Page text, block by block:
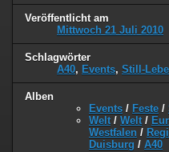
Veröffentlicht am
Mittwoch 21 Juli 2010
Schlagwörter
A40, Events, Still-
Alben
Events / Feste /
Welt / Welt /
Westfalen /
Duisburg / A40